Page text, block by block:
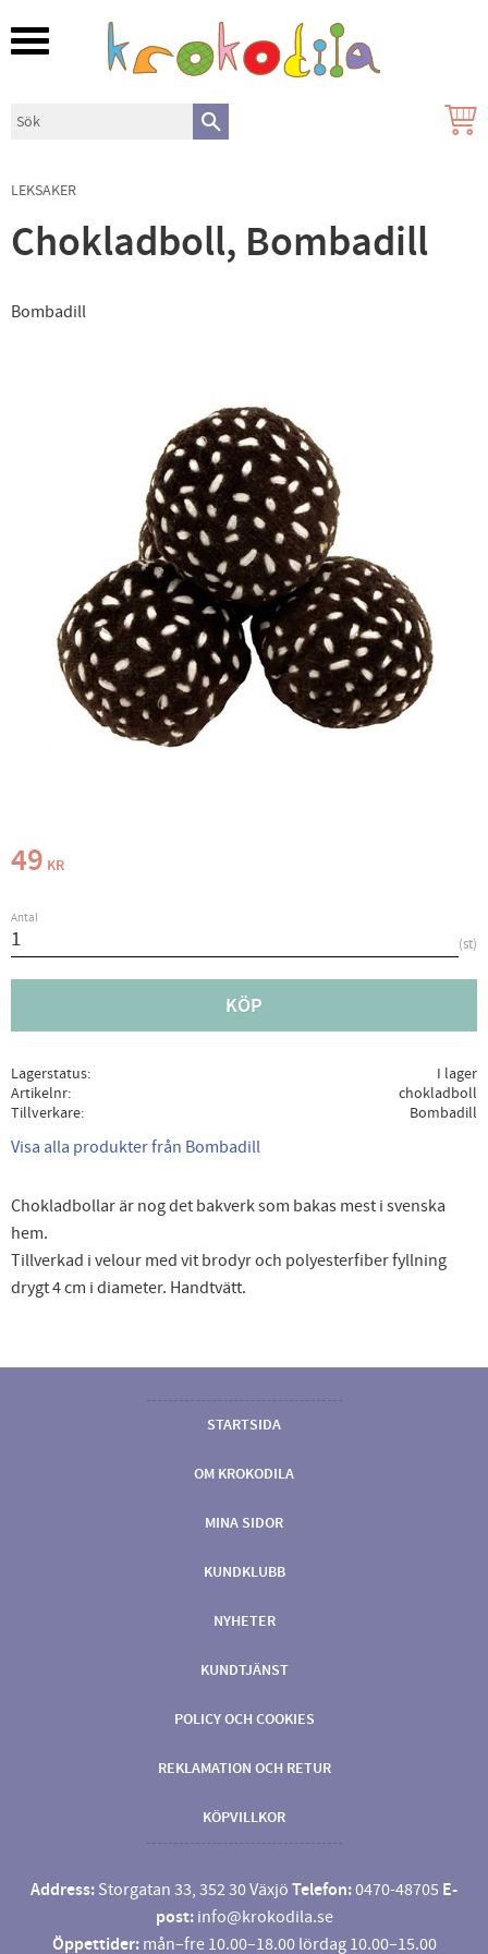
Meny
LEKSAKER
Chokladboll, Bombadill
Bombadill
49 KR
Antal
st
KÖP
Lagerstatus
I lager
Artikelnr
chokladboll
Tillverkare
Bombadill
Visa alla produkter från Bombadill
Chokladbollar är nog det bakverk som bakas mest i svenska
hem.
Tillverkad i velour med vit brodyr och polyesterfiber fyllning
drygt 4 cm i diameter. Handtvätt.
STARTSIDA
OM KROKODILA
MINA SIDOR
KUNDKLUBB
NYHETER
KUNDTJÄNST
POLICY OCH COOKIES
REKLAMATION OCH RETUR
KÖPVILLKOR
Address: Storgatan 33, 352 30 Växjö Telefon:0470-48705 E-
post: info@krokodila.se
Öppettider:mån–fre 10.00–18.00 lördag 10.00–15.00